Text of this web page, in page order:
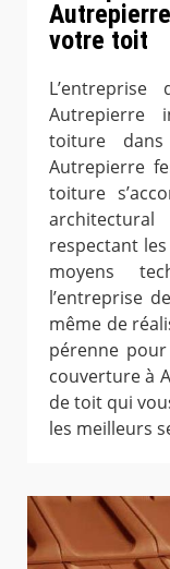
votre toit
Autrepierre
toiture
Autrepierre
toiture
respectant
moyens
l’entreprise
même de
pérenne
couverture à
de toit qui
les meilleurs